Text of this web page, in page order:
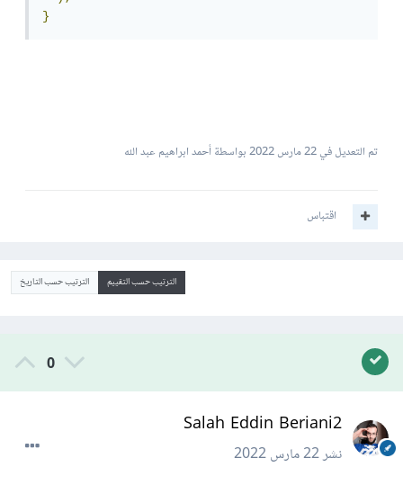
}
تم التعديل في22 مارس 2022 بواسطة أحمد ابراهيم عبد الله
اقتباس
الترتيب حسب التقييم الترتيب حسب التاريخ
0
Salah Eddin Beriani2
نشر22 مارس 2022